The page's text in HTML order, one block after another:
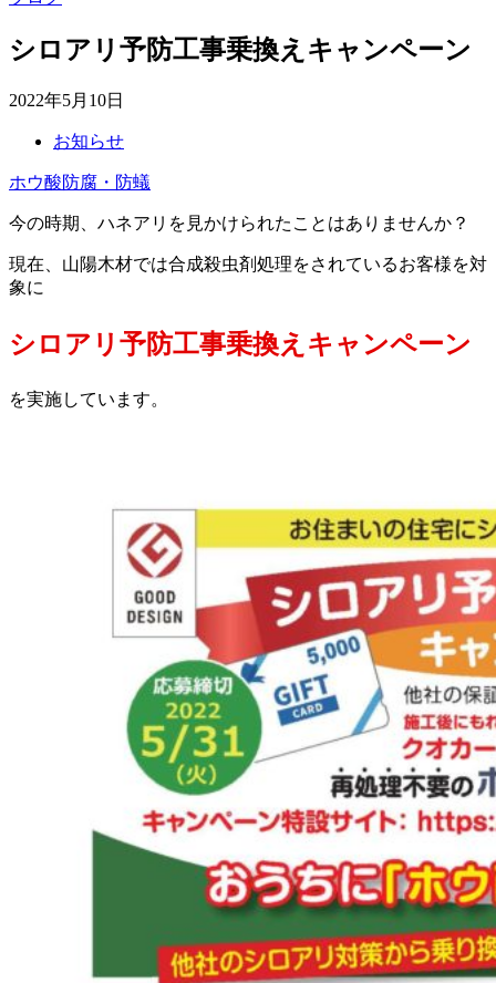
シロアリ予防工事乗換えキャンペーン
2022年5月10日
お知らせ
ホウ酸防腐・防蟻
今の時期、ハネアリを見かけられたことはありませんか？
現在、山陽木材では合成殺虫剤処理をされているお客様を対
象に
シロアリ予防工事乗換えキャンペーン
を実施しています。